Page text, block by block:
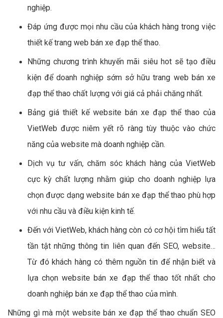
nghiệp.
Đáp ứng được mọi nhu cầu của khách hàng trong việc
thiết kế trang web bán xe đạp thể thao.
Những chương trình khuyến mãi siêu hot sẽ tạo điều
kiện để doanh nghiệp sớm sở hữu trang web bán xe
đạp thể thao chất lượng với giá cả phải chăng nhất.
Bảng giá thiết kế website bán xe đạp thể thao của
VietWeb được niêm yết rõ ràng tùy thuộc vào chức
năng của website mà doanh nghiệp cần.
Dịch vụ tư vấn, chăm sóc khách hàng của VietWeb
cực kỳ chất lượng nhằm giúp cho doanh nghiệp lựa
chọn được dạng website bán xe đạp thể thao phù hợp
với nhu cầu và điều kiện kinh tế.
Đến với VietWeb, khách hàng còn có cơ hội tìm hiểu tất
tần tật những thông tin liên quan đến SEO, website…
Từ đó khách hàng có thêm nguồn tin để nhận biết và
lựa chọn website bán xe đạp thể thao tốt nhất cho
doanh nghiệp bán xe đạp thể thao của mình.
Những gì mà một website bán xe đạp thể thao chuẩn SEO